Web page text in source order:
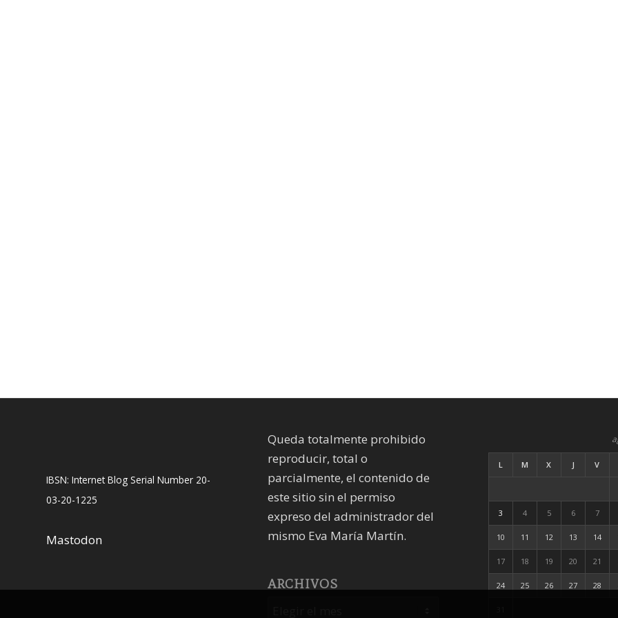
IBSN: Internet Blog Serial Number 20-
03-20-1225
Mastodon
Queda totalmente prohibido
reproducir, total o
parcialmente, el contenido de
este sitio sin el permiso
expreso del administrador del
mismo Eva María Martín.
ARCHIVOS
L M X J V
3 4 5 6 7
10 11 12 13 14
17 18 19 20 21
24 25 26 27 28